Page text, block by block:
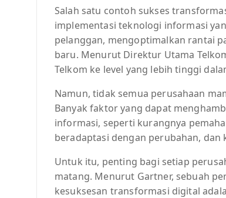
Salah satu contoh sukses
implementasi teknologi informasi
pelanggan, mengoptimalkan rantai
baru. Menurut Direktur Utama
Telkom ke level yang lebih tinggi
Namun, tidak semua perusahaan
Banyak faktor yang dapat
informasi, seperti kurangnya
beradaptasi dengan perubahan,
Untuk itu, penting bagi setiap
matang. Menurut Gartner, sebuah
kesuksesan transformasi digital